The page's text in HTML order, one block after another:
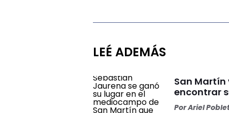
LEÉ ADEMÁS
San
encontrar
PorAriel